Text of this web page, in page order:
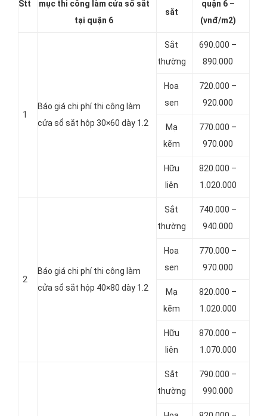
Stt
mục thi công làm cửa sổ sắt
tại quận 6
sắt
quận 6 –
(vnđ/m2)
1
Báo giá chi phí thi công làm
cửa sổ sắt hộp 30×60 dày 1.2
Sắt
thường
690.000 –
890.000
Hoa
sen
720.000 –
920.000
Mạ
kẽm
770.000 –
970.000
Hữu
liên
820.000 –
1.020.000
2
Báo giá chi phí thi công làm
cửa sổ sắt hộp 40×80 dày 1.2
Sắt
thường
740.000 –
940.000
Hoa
sen
770.000 –
970.000
Mạ
kẽm
820.000 –
1.020.000
Hữu
liên
870.000 –
1.070.000
Sắt
thường
790.000 –
990.000